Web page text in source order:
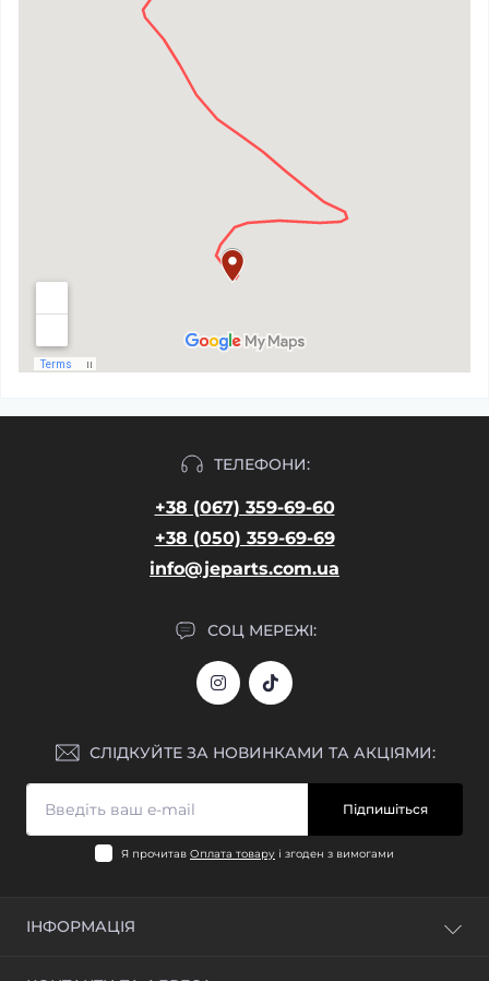
ТЕЛЕФОНИ:
+38 (067) 359-69-60
+38 (050) 359-69-69
info@jeparts.com.ua
СОЦ МЕРЕЖІ:
СЛІДКУЙТЕ ЗА НОВИНКАМИ ТА АКЦІЯМИ:
Підпишіться
Я прочитав Оплата товару і згоден з вимогами
ІНФОРМАЦІЯ